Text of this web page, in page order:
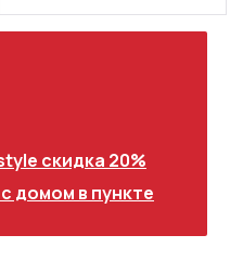
скидка 20%
домом в пункте